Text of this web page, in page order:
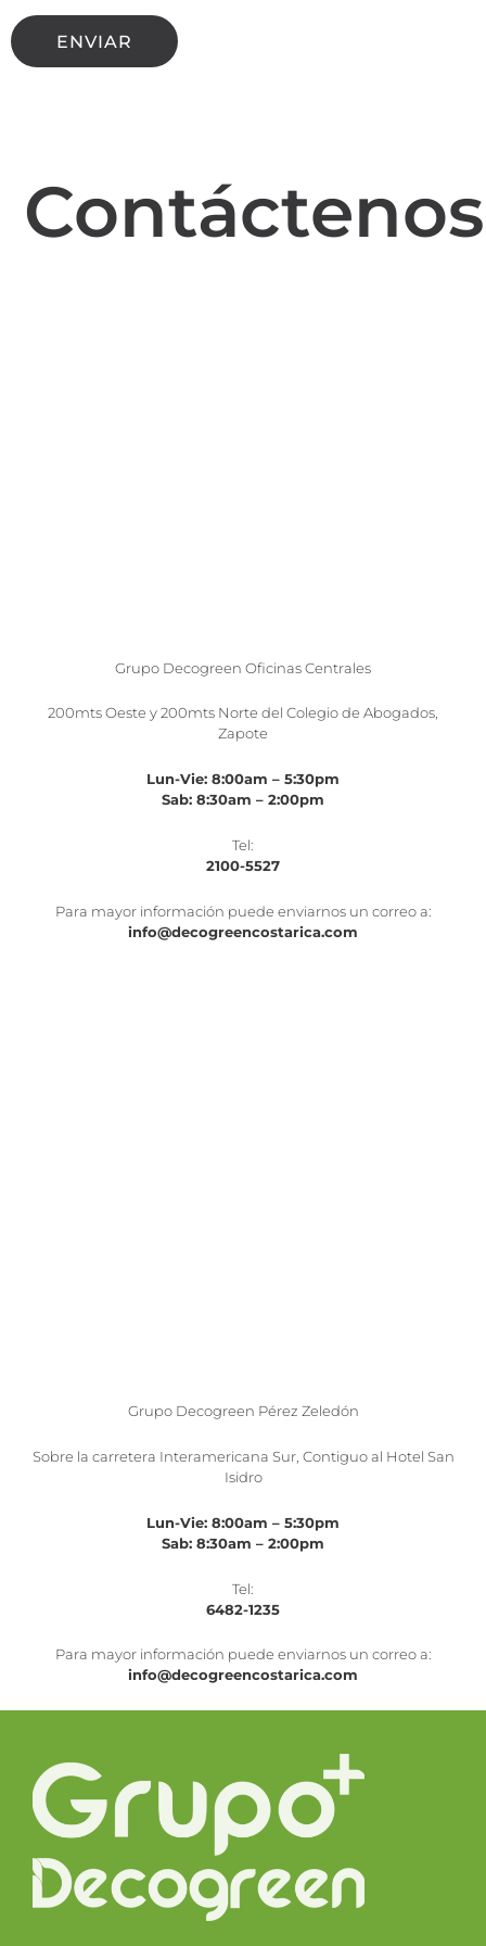
ENVIAR
Contáctenos
Grupo Decogreen Oficinas Centrales
200mts Oeste y 200mts Norte del Colegio de Abogados,
Zapote
Lun-Vie: 8:00am – 5:30pm
Sab: 8:30am – 2:00pm
Tel:
2100-5527
Para mayor información puede enviarnos un correo a:
info@decogreencostarica.com
Grupo Decogreen Pérez Zeledón
Sobre la carretera Interamericana Sur, Contiguo al Hotel San
Isidro
Lun-Vie: 8:00am – 5:30pm
Sab: 8:30am – 2:00pm
Tel:
6482-1235
Para mayor información puede enviarnos un correo a:
info@decogreencostarica.com